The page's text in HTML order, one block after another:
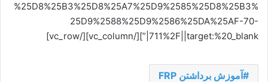
%25D8%25B3%25D8%25A7%25D9%2585%25D8%25B3%
25D9%2588%25D9%2586%25DA%25AF-70-
711%2F||target:%20_blank|”][/vc_column][/vc_row]
آموزش برداشتن FRP